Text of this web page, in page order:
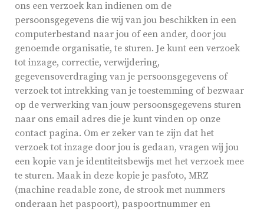
ons een verzoek kan indienen om de
persoonsgegevens die wij van jou beschikken in een
computerbestand naar jou of een ander, door jou
genoemde organisatie, te sturen. Je kunt een verzoek
tot inzage, correctie, verwijdering,
gegevensoverdraging van je persoonsgegevens of
verzoek tot intrekking van je toestemming of bezwaar
op de verwerking van jouw persoonsgegevens sturen
naar ons email adres die je kunt vinden op onze
contact pagina. Om er zeker van te zijn dat het
verzoek tot inzage door jou is gedaan, vragen wij jou
een kopie van je identiteitsbewijs met het verzoek mee
te sturen. Maak in deze kopie je pasfoto, MRZ
(machine readable zone, de strook met nummers
onderaan het paspoort), paspoortnummer en